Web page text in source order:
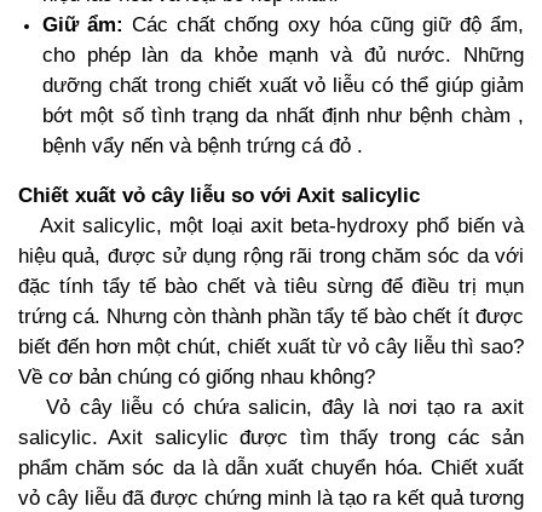
Giữ ẩm: Các chất chống oxy hóa cũng giữ độ ẩm,
cho phép làn da khỏe mạnh và đủ nước. Những
dưỡng chất trong chiết xuất vỏ liễu có thể giúp giảm
bớt một số tình trạng da nhất định như bệnh chàm ,
bệnh vẩy nến và bệnh trứng cá đỏ .
Chiết xuất vỏ cây liễu so với Axit salicylic
Axit salicylic, một loại axit beta-hydroxy phổ biến và
hiệu quả, được sử dụng rộng rãi trong chăm sóc da với
đặc tính tẩy tế bào chết và tiêu sừng để điều trị mụn
trứng cá. Nhưng còn thành phần tẩy tế bào chết ít được
biết đến hơn một chút, chiết xuất từ ​​vỏ cây liễu thì sao?
Về cơ bản chúng có giống nhau không?
Vỏ cây liễu có chứa salicin, đây là nơi tạo ra axit
salicylic. Axit salicylic được tìm thấy trong các sản
phẩm chăm sóc da là dẫn xuất chuyển hóa. Chiết xuất
vỏ cây liễu đã được chứng minh là tạo ra kết quả tương